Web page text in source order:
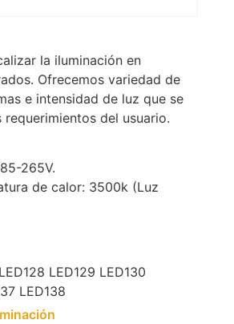
la iluminación en
Ofrecemos variedad de
e intensidad de luz que se
requerimientos del usuario.
265V.
de calor: 3500k (Luz
LED129 LED130
LED138